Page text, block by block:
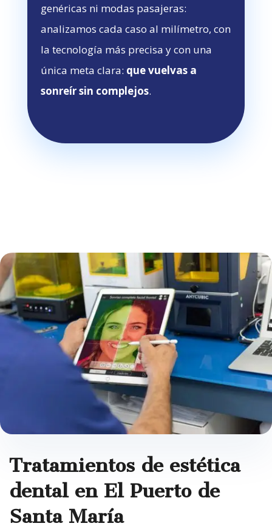
genéricas ni modas pasajeras:
analizamos cada caso al milímetro, con
la tecnología más precisa y con una
única meta clara: que vuelvas a
sonreír sin complejos.
Tratamientos de estética
dental en El Puerto de
Santa María